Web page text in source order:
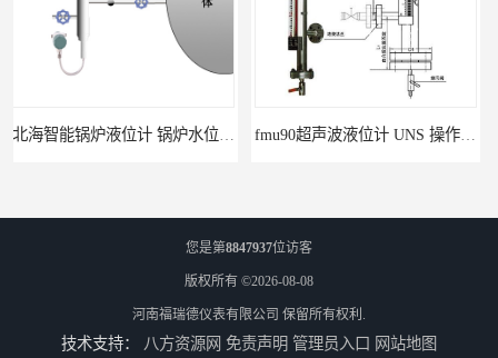
FMP43 润滑油雷达液位计 能够提供定制服务
您是第8847937位访客
版权所有 ©2026-08-08
河南福瑞德仪表有限公司 保留所有权利.
技术支持： 八方资源网 免责声明 管理员入口 网站地图